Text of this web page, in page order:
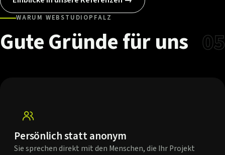
WARUM WEBSTUDIOPFALZ
GuteGründefüruns 05
Persönlich statt anonym
Sie sprechen direkt mit den Menschen, die Ihr Projekt